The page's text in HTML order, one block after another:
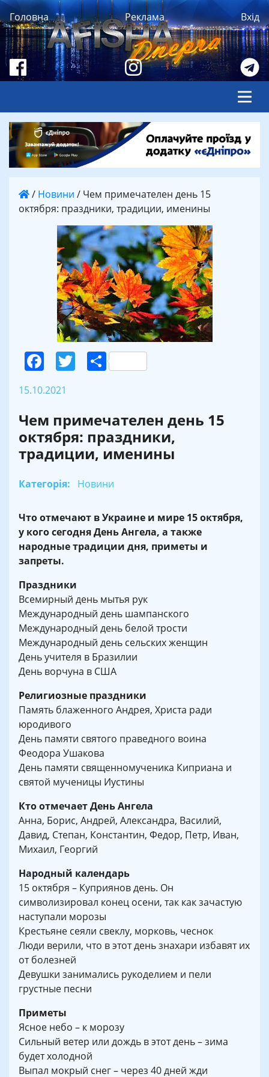
Головна Реклама Вхід
/ Новини / Чем примечателен день 15
октября: праздники, традиции, именины
Facebook
Twitter
Поділитися
15.10.2021
Чем примечателен день 15
октября: праздники,
традиции, именины
Категорія: Новини
Что отмечают в Украине и мире 15 октября,
у кого сегодня День Ангела, а также
народные традиции дня, приметы и
запреты.
Праздники
Всемирный день мытья рук
Международный день шампанского
Международный день белой трости
Международный день сельских женщин
День учителя в Бразилии
День ворчуна в США
Религиозные праздники
Память блаженного Андрея, Христа ради
юродивого
День памяти святого праведного воина
Феодора Ушакова
День памяти священномученика Киприана и
святой мученицы Иустины
Кто отмечает День Ангела
Анна, Борис, Андрей, Александра, Василий,
Давид, Степан, Константин, Федор, Петр, Иван,
Михаил, Георгий
Народный календарь
15 октября – Куприянов день. Он
символизировал конец осени, так как зачастую
наступали морозы
Крестьяне сеяли свеклу, морковь, чеснок
Люди верили, что в этот день знахари избавят их
от болезней
Девушки занимались рукоделием и пели
грустные песни
Приметы
Ясное небо – к морозу
Сильный ветер или дождь в этот день – зима
будет холодной
Выпал мокрый снег – через 40 дней жди